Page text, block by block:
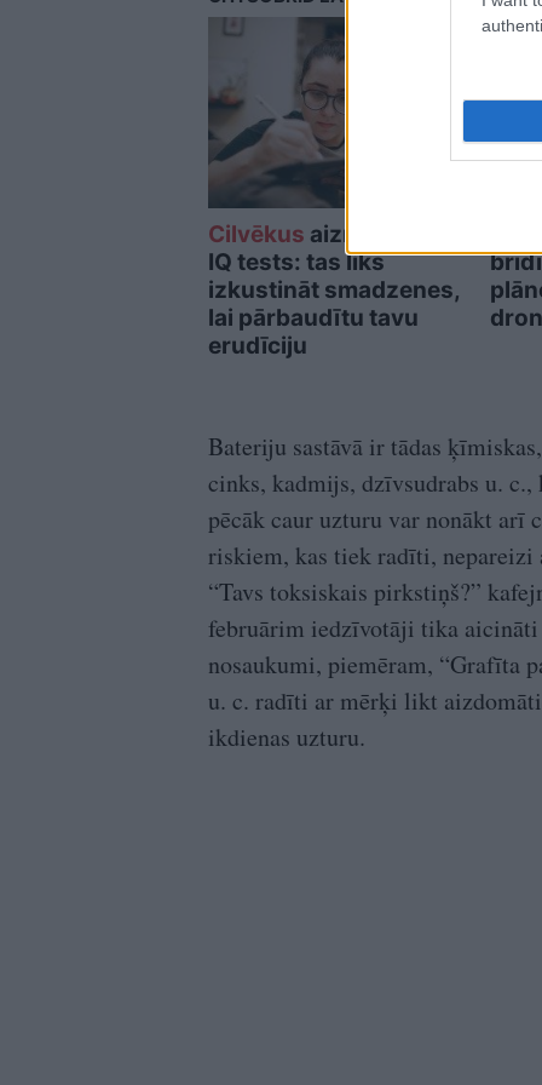
Cilvēkus aizrāvis ātrs
IQ tests: tas liks
izkustināt smadzenes,
lai pārbaudītu tavu
erudīciju
Bateriju sastāvā ir tādas
cinks, kadmijs, dzīvsudrabs u.
pēcāk caur uzturu var nonākt arī
riskiem, kas tiek radīti,
“Tavs toksiskais pirkstiņš?”
februārim iedzīvotāji tika aicināti
nosaukumi, piemēram, “Grafīta
u. c. radīti ar mērķi likt
ikdienas uzturu.